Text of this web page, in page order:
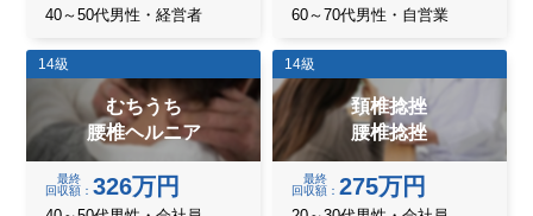
40～50代男性・経営者 60～70代男性・自営業
14級
むちうち
腰椎ヘルニア
最終
回収額
326万円
14級
頚椎捻挫
腰椎捻挫
最終
回収額
275万円